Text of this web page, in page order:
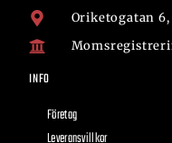
Oriketogatan
INFO
Företag